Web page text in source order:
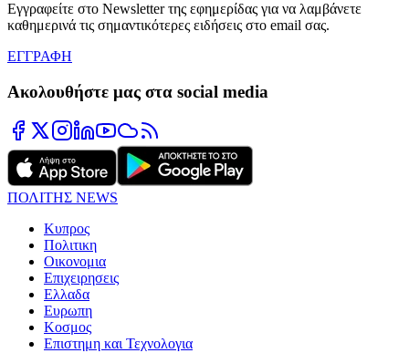
Εγγραφείτε στο Newsletter της εφημερίδας για να λαμβάνετε
καθημερινά τις σημαντικότερες ειδήσεις στο email σας.
ΕΓΓΡΑΦΗ
Ακολουθήστε μας στα social media
ΠΟΛΙΤΗΣ NEWS
Κυπρος
Πολιτικη
Οικονομια
Επιχειρησεις
Ελλαδα
Ευρωπη
Κοσμος
Επιστημη και Τεχνολογια